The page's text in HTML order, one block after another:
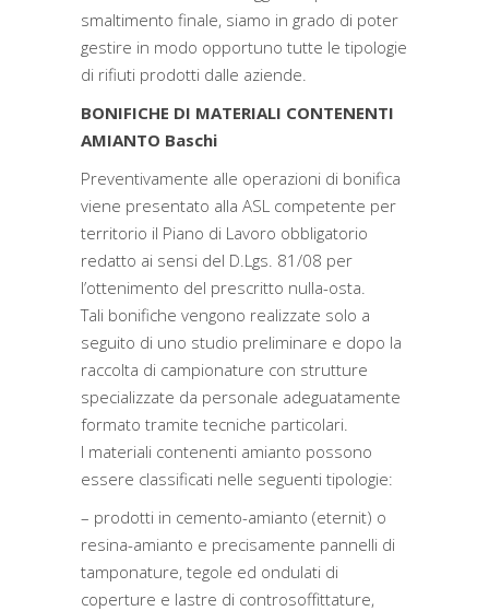
smaltimento finale, siamo in grado di poter
gestire in modo opportuno tutte le tipologie
di rifiuti prodotti dalle aziende.
BONIFICHE DI MATERIALI CONTENENTI
AMIANTO Baschi
Preventivamente alle operazioni di bonifica
viene presentato alla ASL competente per
territorio il Piano di Lavoro obbligatorio
redatto ai sensi del D.Lgs. 81/08 per
l’ottenimento del prescritto nulla-osta.
Tali bonifiche vengono realizzate solo a
seguito di uno studio preliminare e dopo la
raccolta di campionature con strutture
specializzate da personale adeguatamente
formato tramite tecniche particolari.
I materiali contenenti amianto possono
essere classificati nelle seguenti tipologie:
– prodotti in cemento-amianto (eternit) o
resina-amianto e precisamente pannelli di
tamponature, tegole ed ondulati di
coperture e lastre di controsoffittature,